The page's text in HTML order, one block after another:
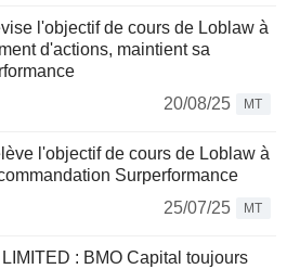
l'objectif de cours de Loblaw à
d'actions, maintient sa
20/08/25
MT
l'objectif de cours de Loblaw à
Surperformance
25/07/25
MT
: BMO Capital toujours